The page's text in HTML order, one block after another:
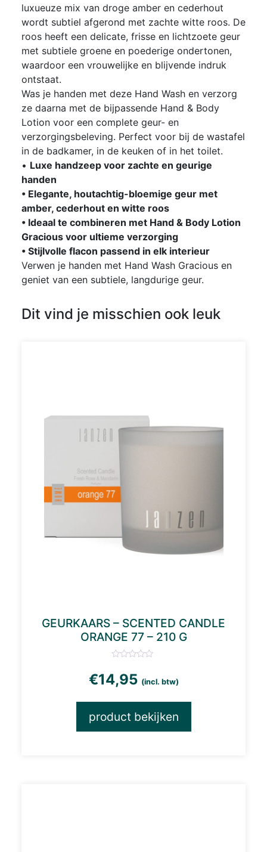
luxueuze mix van droge amber en cederhout
wordt subtiel afgerond met zachte witte roos. De
roos heeft een delicate, frisse en lichtzoete geur
met subtiele groene en poederige ondertonen,
waardoor een vrouwelijke en blijvende indruk
ontstaat.
Was je handen met deze Hand Wash en verzorg
ze daarna met de bijpassende Hand & Body
Lotion voor een complete geur- en
verzorgingsbeleving. Perfect voor bij de wastafel
in de badkamer, in de keuken of in het toilet.
• Luxe handzeep voor zachte en geurige
handen
• Elegante, houtachtig-bloemige geur met
amber, cederhout en witte roos
• Ideaal te combineren met Hand & Body Lotion
Gracious voor ultieme verzorging
• Stijlvolle flacon passend in elk interieur
Verwen je handen met Hand Wash Gracious en
geniet van een subtiele, langdurige geur.
Dit vind je misschien ook leuk
GEURKAARS – SCENTED CANDLE
ORANGE 77 – 210 G
€14,95 (incl. btw)
product bekijken